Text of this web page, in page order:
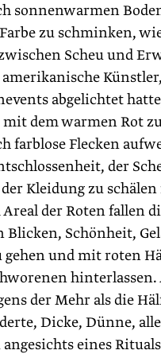
sonnenwarmen
zu schminken,
Scheu und
abgelichtet
dem warmen Rot
farblose Flecken
der
Kleidung zu
der Roten fallen
Schönheit,
und mit roten
der Mehr als die
Dicke, Dünne,
eines